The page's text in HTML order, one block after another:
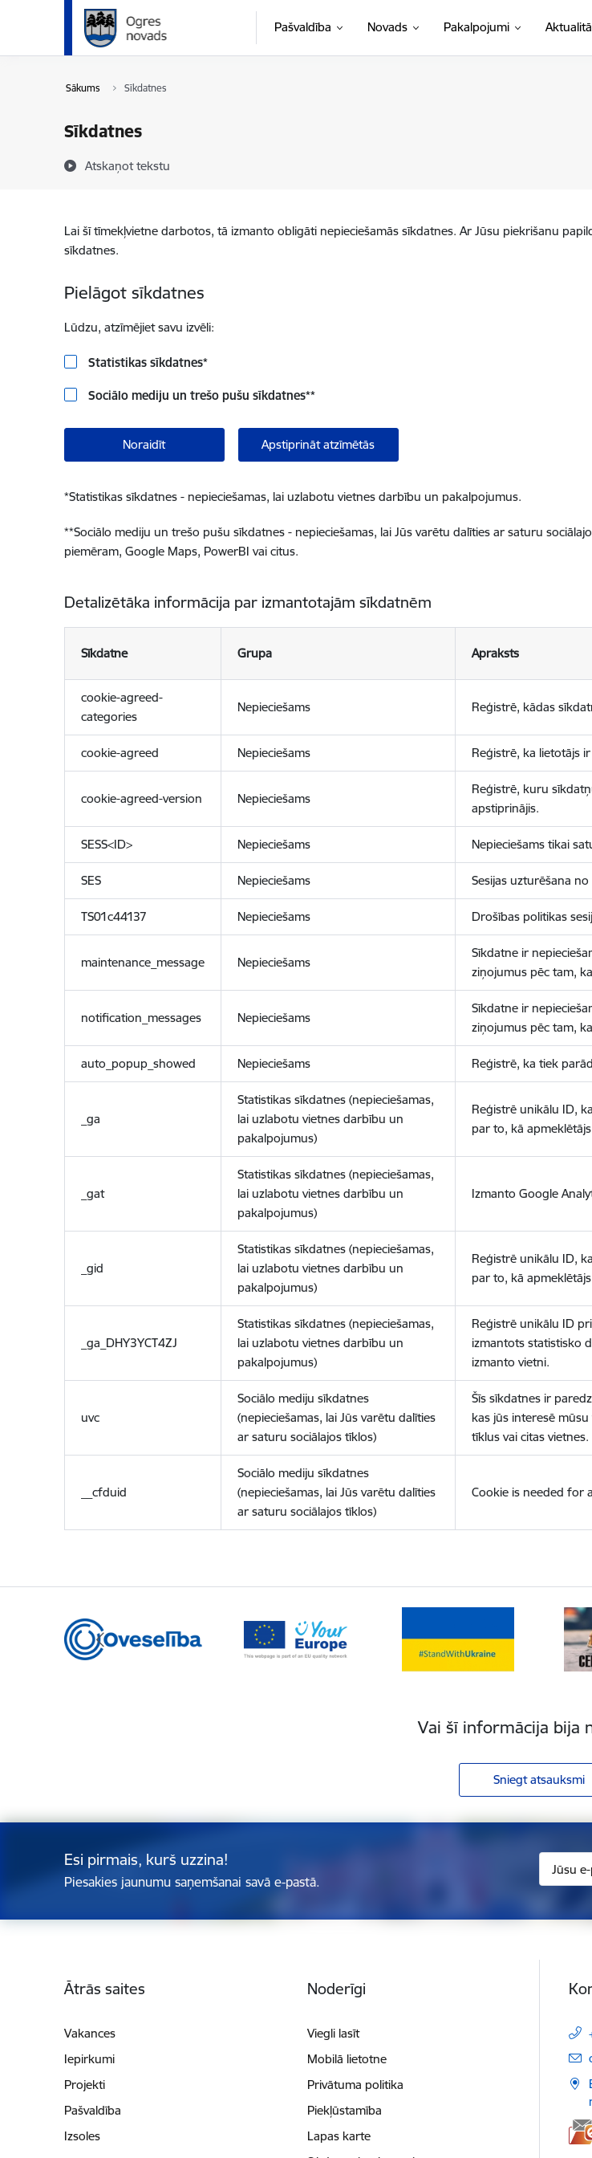
Pāriet uz lapas saturu
Pašvaldība Novads Pakalpojumi
Sākums Sīkdatnes
Sīkdatnes
Atskaņot tekstu
Lai šī tīmekļvietne darbotos, tā izmanto obligāti nepieciešamās sīkdatnes. Ar Jūsu piekrišanu
sīkdatnes.
Pielāgot sīkdatnes
Lūdzu, atzīmējiet savu izvēli:
Statistikas sīkdatnes*
Sociālo mediju un trešo pušu sīkdatnes**
Noraidīt Apstiprināt atzīmētās
*Statistikas sīkdatnes - nepieciešamas, lai uzlabotu vietnes darbību un pakalpojumus.
**Sociālo mediju un trešo pušu sīkdatnes - nepieciešamas, lai Jūs varētu dalīties ar saturu
piemēram, Google Maps, PowerBI vai citus.
Detalizētāka informācija par izmantotajām sīkdatnēm
Sīkdatne Grupa Apraksts
cookie-agreed-
categories
Nepieciešams Reģistrē, kādas
cookie-agreed Nepieciešams Reģistrē, ka lietotājs
cookie-agreed-version Nepieciešams
Reģistrē, kuru
apstiprinājis.
SESS<ID> Nepieciešams Nepieciešams tikai
SES Nepieciešams Sesijas uzturēšana
TS01c44137 Nepieciešams Drošības politikas
maintenance_message Nepieciešams
Sīkdatne ir
ziņojumus pēc tam,
notification_messages Nepieciešams
Sīkdatne ir
ziņojumus pēc tam,
auto_popup_showed Nepieciešams Reģistrē, ka tiek
_ga
Statistikas sīkdatnes (nepieciešamas,
lai uzlabotu vietnes darbību un
pakalpojumus)
Reģistrē unikālu ID,
par to, kā
_gat
Statistikas sīkdatnes (nepieciešamas,
lai uzlabotu vietnes darbību un
pakalpojumus)
Izmanto Google
_gid
Statistikas sīkdatnes (nepieciešamas,
lai uzlabotu vietnes darbību un
pakalpojumus)
Reģistrē unikālu ID,
par to, kā
_ga_DHY3YCT4ZJ
Statistikas sīkdatnes (nepieciešamas,
lai uzlabotu vietnes darbību un
pakalpojumus)
Reģistrē unikālu ID
izmantots statistisko
izmanto vietni.
uvc
Sociālo mediju sīkdatnes
(nepieciešamas, lai Jūs varētu dalīties
ar saturu sociālajos tīklos)
Šīs sīkdatnes ir
kas jūs interesē
tīklus vai citas vietnes.
__cfduid
Sociālo mediju sīkdatnes
(nepieciešamas, lai Jūs varētu dalīties
ar saturu sociālajos tīklos)
Cookie is needed for
Vai šī informācija bija
Sniegt atsauksmi
Esi pirmais, kurš uzzina!
Piesakies jaunumu saņemšanai savā e-pastā.
Ātrās saites
Vakances
Iepirkumi
Projekti
Pašvaldība
Izsoles
Noderīgi
Viegli lasīt
Mobilā lietotne
Privātuma politika
Piekļūstamība
Lapas karte